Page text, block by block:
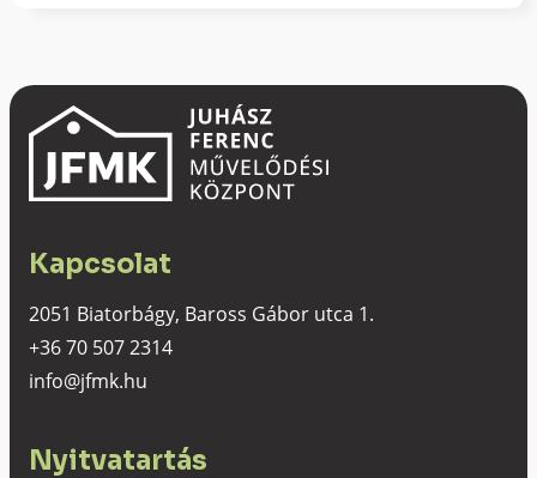
Kapcsolat
2051 Biatorbágy, Baross Gábor utca 1.
+36 70 507 2314
info@jfmk.hu
Nyitvatartás